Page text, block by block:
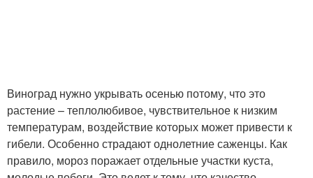
Виноград нужно укрывать осенью потому, что это
растение – теплолюбивое, чувствительное к низким
температурам, воздействие которых может привести к
гибели. Особенно страдают однолетние саженцы. Как
правило, мороз поражает отдельные участки куста,